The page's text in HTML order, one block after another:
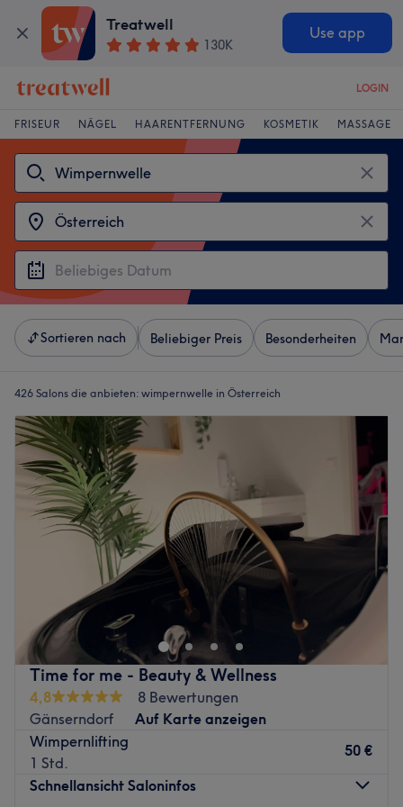
Treatwell
130K
Use app
LOGIN
FRISEUR NÄGEL HAARENTFERNUNG KOSMETIK MASSAGE
Sortieren nach Beliebiger Preis Besonderheiten
426 Salons die anbieten: wimpernwelle in Österreich
Time for me - Beauty & Wellness
4,8
8 Bewertungen
Gänserndorf
Auf Karte anzeigen
Wimpernlifting
1 Std.
50 €
Schnellansicht Saloninfos